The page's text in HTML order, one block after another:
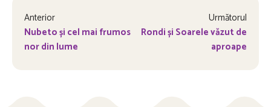
Anterior
Nubeto și cel mai frumos
nor din lume
Următorul
Rondi și Soarele văzut de
aproape